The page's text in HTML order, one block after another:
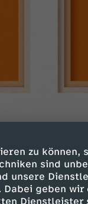
zu können,
sind
unsere
geben wir
Dienstleister